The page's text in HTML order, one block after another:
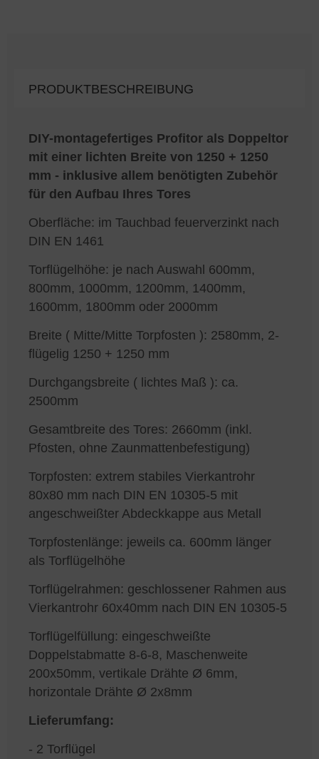
PRODUKTBESCHREIBUNG
DIY-montagefertiges Profitor als Doppeltor
mit einer lichten Breite von 1250 + 1250
mm - inklusive allem benötigten Zubehör
für den Aufbau Ihres Tores
Oberfläche: im Tauchbad feuerverzinkt nach
DIN EN 1461
Torflügelhöhe: je nach Auswahl 600mm,
800mm, 1000mm, 1200mm, 1400mm,
1600mm, 1800mm oder 2000mm
Breite ( Mitte/Mitte Torpfosten ): 2580mm, 2-
flügelig 1250 + 1250 mm
Durchgangsbreite ( lichtes Maß ): ca.
2500mm
Gesamtbreite des Tores: 2660mm (inkl.
Pfosten, ohne Zaunmattenbefestigung)
Torpfosten: extrem stabiles Vierkantrohr
80x80 mm nach DIN EN 10305-5 mit
angeschweißter Abdeckkappe aus Metall
Torpfostenlänge: jeweils ca. 600mm länger
als Torflügelhöhe
Torflügelrahmen: geschlossener Rahmen aus
Vierkantrohr 60x40mm nach DIN EN 10305-5
Torflügelfüllung: eingeschweißte
Doppelstabmatte 8-6-8, Maschenweite
200x50mm, vertikale Drähte Ø 6mm,
horizontale Drähte Ø 2x8mm
Lieferumfang:
- 2 Torflügel